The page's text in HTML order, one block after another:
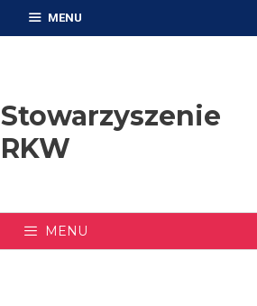
MENU
Stowarzyszenie
RKW
MENU